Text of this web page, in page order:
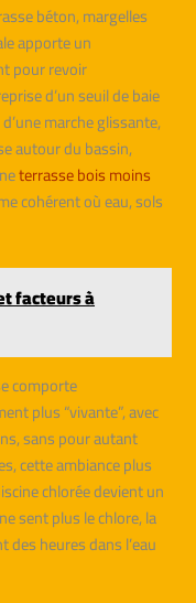
béton, margelles
apporte un
pour revoir
d’un seuil de baie
marche glissante,
autour du bassin,
terrasse bois moins
cohérent où eau, sols
facteurs à
comporte
plus “vivante”, avec
sans pour autant
cette ambiance plus
chlorée devient un
sent plus le chlore, la
heures dans l’eau